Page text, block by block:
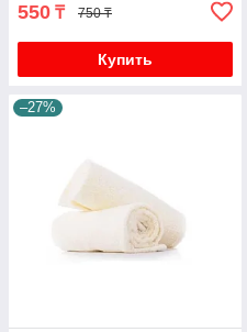
550 ₸ 750 ₸
Купить
–27%